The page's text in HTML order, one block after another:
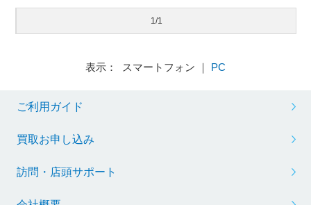
1/1
表示： スマートフォン ｜ PC
ご利用ガイド
買取お申し込み
訪問・店頭サポート